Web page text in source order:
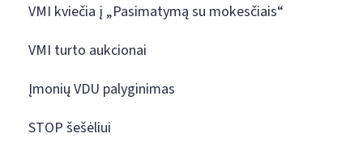
VMI kviečia į „Pasimatymą su mokesčiais“
VMI turto aukcionai
Įmonių VDU palyginimas
STOP šešėliui